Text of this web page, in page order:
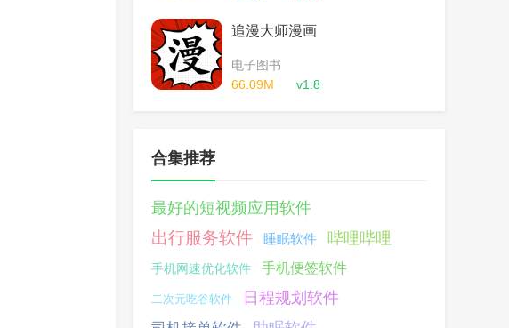
追漫大师漫画
电子图书
66.09M
v1.8
合集推荐
最好的短视频应用软件
出行服务软件 睡眠软件 哔哩哔哩
手机网速优化软件 手机便签软件
二次元吃谷软件 日程规划软件